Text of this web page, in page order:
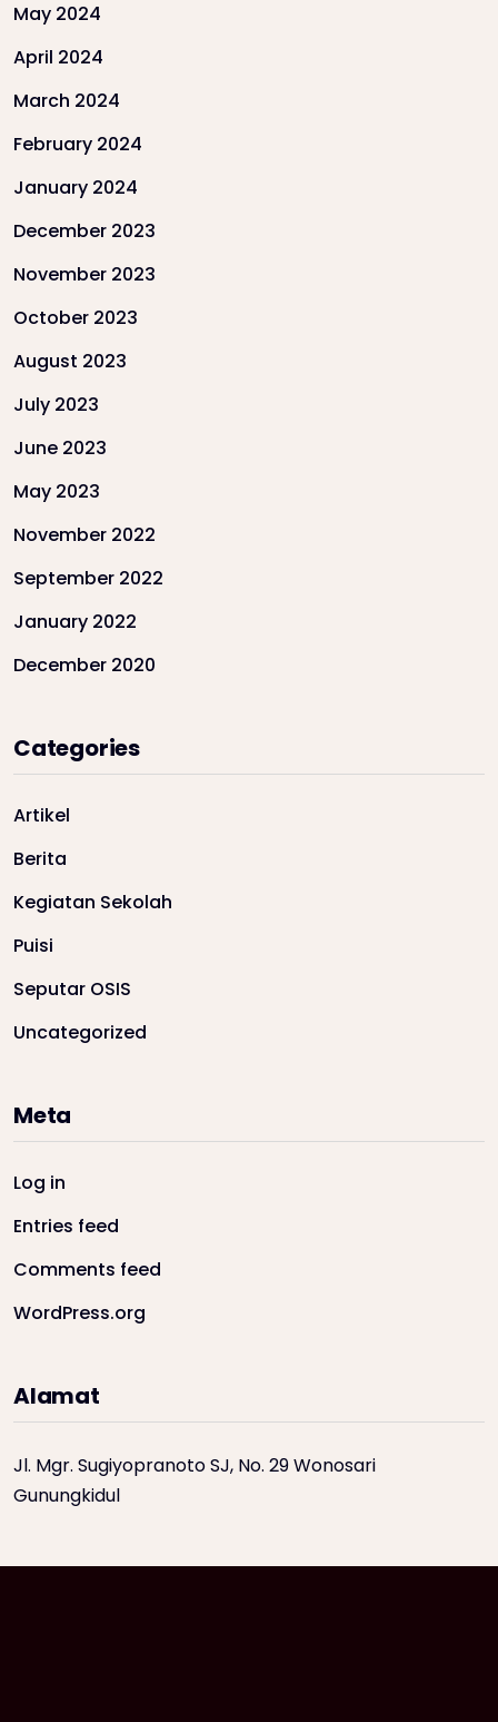
May 2024
April 2024
March 2024
February 2024
January 2024
December 2023
November 2023
October 2023
August 2023
July 2023
June 2023
May 2023
November 2022
September 2022
January 2022
December 2020
Categories
Artikel
Berita
Kegiatan Sekolah
Puisi
Seputar OSIS
Uncategorized
Meta
Log in
Entries feed
Comments feed
WordPress.org
Alamat
Jl. Mgr. Sugiyopranoto SJ, No. 29 Wonosari
Gunungkidul